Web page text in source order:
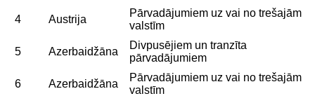
4 Austrija
Pārvadājumiem uz vai no trešajām
valstīm
5 Azerbaidžāna
Divpusējiem un tranzīta
pārvadājumiem
6 Azerbaidžāna
Pārvadājumiem uz vai no trešajām
valstīm